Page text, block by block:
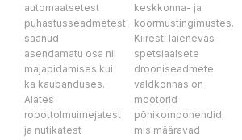
automaatsetest
puhastusseadmetest
saanud
asendamatu osa nii
majapidamises kui
ka kaubanduses.
Alates
robottolmuimejatest
ja nutikatest
keskkonna- ja
koormustingimustes.
Kiiresti laienevas
spetsiaalsete
drooniseadmete
valdkonnas on
mootorid
põhikomponendid,
mis määravad